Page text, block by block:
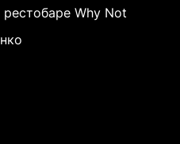
рестобаре Why Not